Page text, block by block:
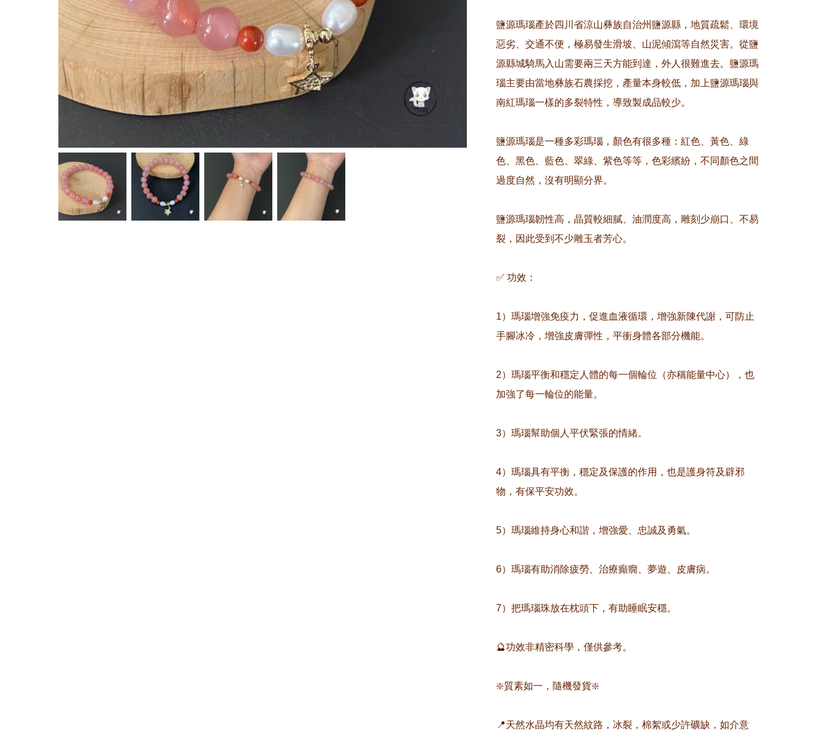
鹽源瑪瑙產於四川省涼山彝族自治州鹽源縣，地質疏鬆、環境
惡劣、交通不便，極易發生滑坡、山泥傾瀉等自然災害。從鹽
源縣城騎馬入山需要兩三天方能到達，外人很難進去。鹽源瑪
瑙主要由當地彝族石農採挖，產量本身較低，加上鹽源瑪瑙與
南紅瑪瑙一樣的多裂特性，導致製成品較少。
鹽源瑪瑙是一種多彩瑪瑙，顏色有很多種：紅色、黃色、綠
色、黑色、藍色、翠綠、紫色等等，色彩繽紛，不同顏色之間
過度自然，沒有明顯分界。
鹽源瑪瑙韌性高，晶質較細膩、油潤度高，雕刻少崩口、不易
裂，因此受到不少雕玉者芳心。
✅ 功效：
1）瑪瑙增強免疫力，促進血液循環，增強新陳代謝，可防止
手腳冰冷，增強皮膚彈性，平衝身體各部分機能。
2）瑪瑙平衡和穩定人體的每一個輪位（亦稱能量中心），也
加強了每一輪位的能量。
3）瑪瑙幫助個人平伏緊張的情緒。
4）瑪瑙具有平衡，穩定及保護的作用，也是護身符及辟邪
物，有保平安功效。
5）瑪瑙維持身心和諧，增強愛、忠誠及勇氣。
6）瑪瑙有助消除疲勞、治療癲癇、夢遊、皮膚病。
7）把瑪瑙珠放在枕頭下，有助睡眠安穩。
🔮功效非精密科學，僅供參考。
❇️質素如一，隨機發貨❇️
📍天然水晶均有天然紋路，冰裂，棉絮或少許礦缺，如介意